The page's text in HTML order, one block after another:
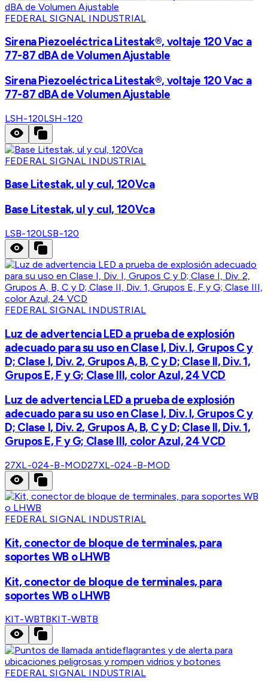
FEDERAL SIGNAL INDUSTRIAL
Sirena Piezoeléctrica Litestak®, voltaje 120 Vac a
77-87 dBA de Volumen Ajustable
Sirena Piezoeléctrica Litestak®, voltaje 120 Vac a
77-87 dBA de Volumen Ajustable
LSH-120LSH-120
FEDERAL SIGNAL INDUSTRIAL
Base Litestak, ul y cul, 120Vca
Base Litestak, ul y cul, 120Vca
LSB-120LSB-120
FEDERAL SIGNAL INDUSTRIAL
Luz de advertencia LED a prueba de explosión
adecuado para su uso en Clase I, Div. I, Grupos C y
D; Clase I, Div. 2, Grupos A, B, C y D; Clase II, Div. 1,
Grupos E, F y G; Clase III, color Azul, 24 VCD
Luz de advertencia LED a prueba de explosión
adecuado para su uso en Clase I, Div. I, Grupos C y
D; Clase I, Div. 2, Grupos A, B, C y D; Clase II, Div. 1,
Grupos E, F y G; Clase III, color Azul, 24 VCD
27XL-024-B-MOD27XL-024-B-MOD
FEDERAL SIGNAL INDUSTRIAL
Kit, conector de bloque de terminales, para
soportes WB o LHWB
Kit, conector de bloque de terminales, para
soportes WB o LHWB
KIT-WBTBKIT-WBTB
FEDERAL SIGNAL INDUSTRIAL